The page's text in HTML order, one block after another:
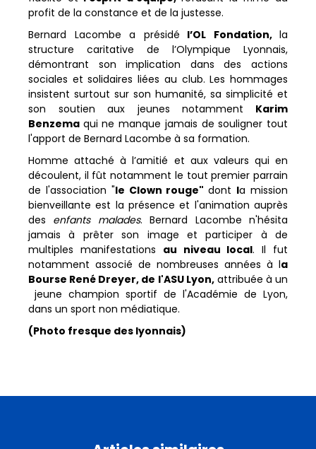
profit de la constance et de la justesse.
Bernard Lacombe a présidé l’OL Fondation, la
structure caritative de l’Olympique Lyonnais,
démontrant son implication dans des actions
sociales et solidaires liées au club. Les hommages
insistent surtout sur son humanité, sa simplicité et
son soutien aux jeunes notamment Karim
Benzema qui ne manque jamais de souligner tout
l'apport de Bernard Lacombe à sa formation.
Homme attaché à l’amitié et aux valeurs qui en
découlent, il fût notamment le tout premier parrain
de l'association "le Clown rouge"dont la mission
bienveillante est la présence et l'animation auprès
des enfants malades. Bernard Lacombe n'hésita
jamais à prêter son image et participer à de
multiples manifestations au niveau local. Il fut
notamment associé de nombreuses années à la
Bourse René Dreyer, de l'ASU Lyon,attribuée à un
jeune champion sportif de l'Académie de Lyon,
dans un sport non médiatique.
(Photo fresque des lyonnais)